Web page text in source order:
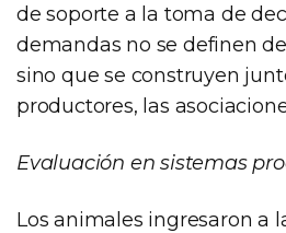
de soporte a la toma de
demandas no se definen
sino que se construyen
productores, las
Evaluación en sistemas
Los animales ingresaron a